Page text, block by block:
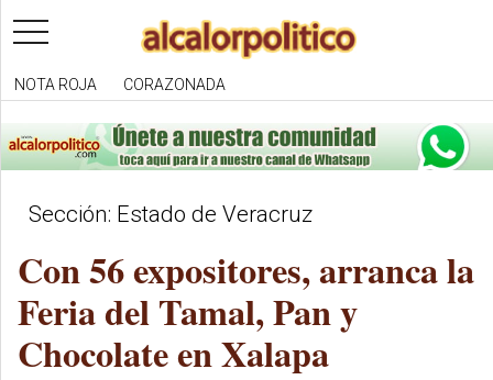
toggle
navigation
NOTA ROJA CORAZONADA
Sección: Estado de Veracruz
Con 56 expositores, arranca la
Feria del Tamal, Pan y
Chocolate en Xalapa